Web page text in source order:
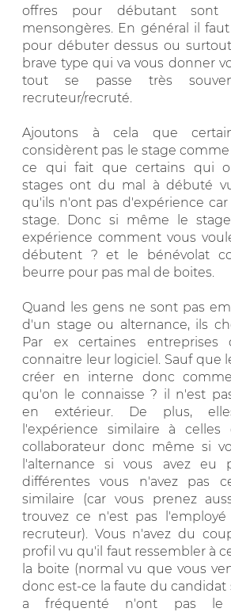
offres pour débutant sont
mensongères. En général il
pour débuter dessus ou
brave type qui va vous donner
tout se passe très
recruteur/recruté.
Ajoutons à cela que
considèrent pas le stage
ce qui fait que certains qui
stages ont du mal à débuté
qu'ils n'ont pas d'expérience
stage. Donc si même le
expérience comment vous
débutent ? et le bénévolat
beurre pour pas mal de boites.
Quand les gens ne sont pas
d'un stage ou alternance, ils
Par ex certaines entreprises
connaitre leur logiciel. Sauf que
créer en interne donc
qu'on le connaisse ? il n'est
en extérieur. De plus,
l'expérience similaire à
collaborateur donc même si
l'alternance si vous avez eu
différentes vous n'avez pas
similaire (car vous prenez
trouvez ce n'est pas
recruteur). Vous n'avez du
profil vu qu'il faut ressembler à
la boite (normal vu que vous
donc est-ce la faute du candidat
a fréquenté n'ont pas le